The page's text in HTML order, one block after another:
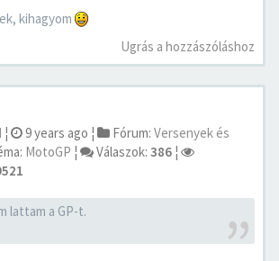
kihagyom
Ugrás a hozzászóláshoz
¦ 9 years ago ¦ Fórum: Versenyek és
MotoGP ¦ Válaszok: 386 ¦
lattam a GP-t.